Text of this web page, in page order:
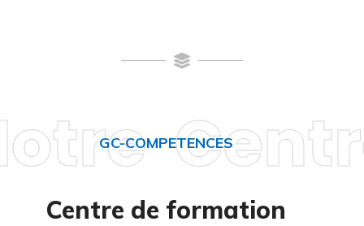
GC-COMPETENCES
Centre de formation